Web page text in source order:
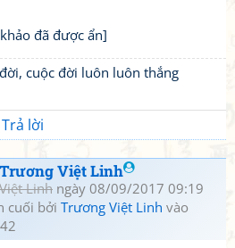
đã được ẩn]
cuộc đời luôn luôn thắng
Trả lời
Trương Việt Linh
Linh ngày 08/09/2017 09:19
cuối bởi Trương Việt Linh vào